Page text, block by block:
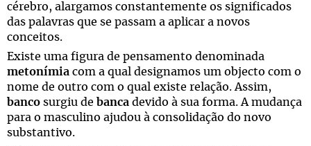
cérebro, alargamos constantemente os significados
das palavras que se passam a aplicar a novos
conceitos.
Existe uma figura de pensamento denominada
metonímia com a qual designamos um objecto com o
nome de outro com o qual existe relação. Assim,
banco surgiu de banca devido à sua forma. A mudança
para o masculino ajudou à consolidação do novo
substantivo.